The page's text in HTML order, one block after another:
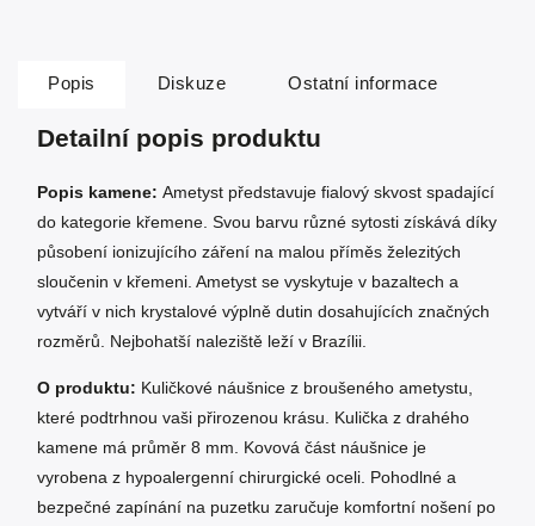
Popis Diskuze Ostatní informace
Detailní popis produktu
Popis kamene: Ametyst představuje fialový skvost spadající
do kategorie křemene. Svou barvu různé sytosti získává díky
působení ionizujícího záření na malou příměs železitých
sloučenin v křemeni. Ametyst se vyskytuje v bazaltech a
vytváří v nich krystalové výplně dutin dosahujících značných
rozměrů. Nejbohatší naleziště leží v Brazílii.
O produktu: Kuličkové náušnice z broušeného ametystu,
které podtrhnou vaši přirozenou krásu. Kulička z drahého
kamene má průměr 8 mm. Kovová část náušnice je
vyrobena z hypoalergenní chirurgické oceli. Pohodlné a
bezpečné zapínání na puzetku zaručuje komfortní nošení po